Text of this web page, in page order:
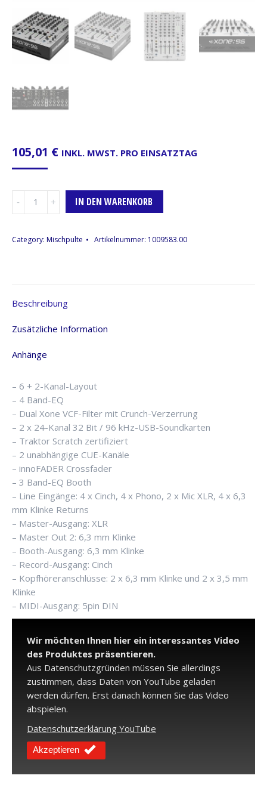
105,01 € INKL. MWST. PRO EINSATZTAG
6+2-
4
Line/Phono
IN DEN WARENKORB
Category: Mischpulte Artikelnummer: 1009583.00
Beschreibung
Zusätzliche Information
Anhänge
– 6 + 2-Kanal-Layout
– 4 Band-EQ
– Dual Xone VCF-Filter mit Crunch-Verzerrung
– 2 x 24-Kanal 32 Bit / 96 kHz-USB-Soundkarten
– Traktor Scratch zertifiziert
– 2 unabhängige CUE-Kanäle
– innoFADER Crossfader
– 3 Band-EQ Booth
– Line Eingänge: 4 x Cinch, 4 x Phono, 2 x Mic XLR, 4 x 6,3
mm Klinke Returns
– Master-Ausgang: XLR
– Master Out 2: 6,3 mm Klinke
– Booth-Ausgang: 6,3 mm Klinke
– Record-Ausgang: Cinch
– Kopfhöreranschlüsse: 2 x 6,3 mm Klinke und 2 x 3,5 mm
Klinke
– MIDI-Ausgang: 5pin DIN
Wir möchten Ihnen hier ein interessantes Video
des Produktes präsentieren.
Aus Datenschutzgründen müssen Sie allerdings
zustimmen, dass Daten von YouTube geladen
werden dürfen. Erst danach können Sie das Video
abspielen.
Datenschutzerklärung YouTube
Akzeptieren